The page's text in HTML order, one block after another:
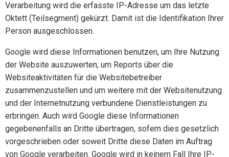
Verarbeitung wird die erfasste IP-Adresse um das letzte
Oktett (Teilsegment) gekürzt. Damit ist die Identifikation Ihrer
Person ausgeschlossen.
Google wird diese Informationen benutzen, um Ihre Nutzung
der Website auszuwerten, um Reports über die
Websiteaktivitäten für die Websitebetreiber
zusammenzustellen und um weitere mit der Websitenutzung
und der Internetnutzung verbundene Dienstleistungen zu
erbringen. Auch wird Google diese Informationen
gegebenenfalls an Dritte übertragen, sofern dies gesetzlich
vorgeschrieben oder soweit Dritte diese Daten im Auftrag
von Google verarbeiten. Google wird in keinem Fall Ihre IP-